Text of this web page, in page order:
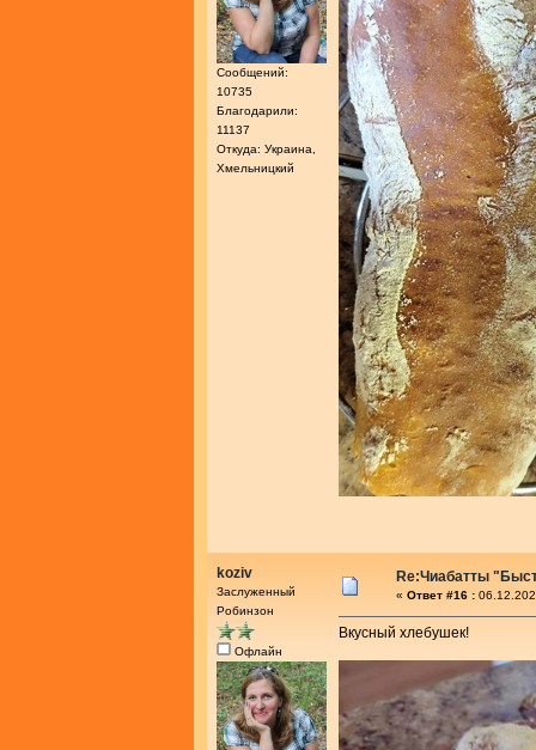
Сообщений:
10735
Благодарили:
11137
Откуда: Украина,
Хмельницкий
koziv
Заслуженный
Робинзон
Офлайн
Re:Чиабатты
« Ответ #16 :
Вкусный хлебушек!